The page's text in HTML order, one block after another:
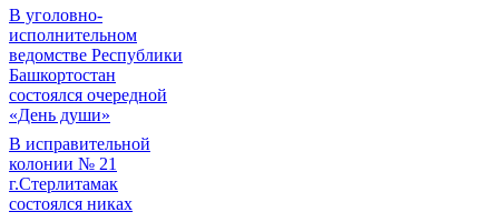
В уголовно-
исполнительном
ведомстве Республики
Башкортостан
состоялся очередной
«День души»
В исправительной
колонии № 21
г.Стерлитамак
состоялся никах